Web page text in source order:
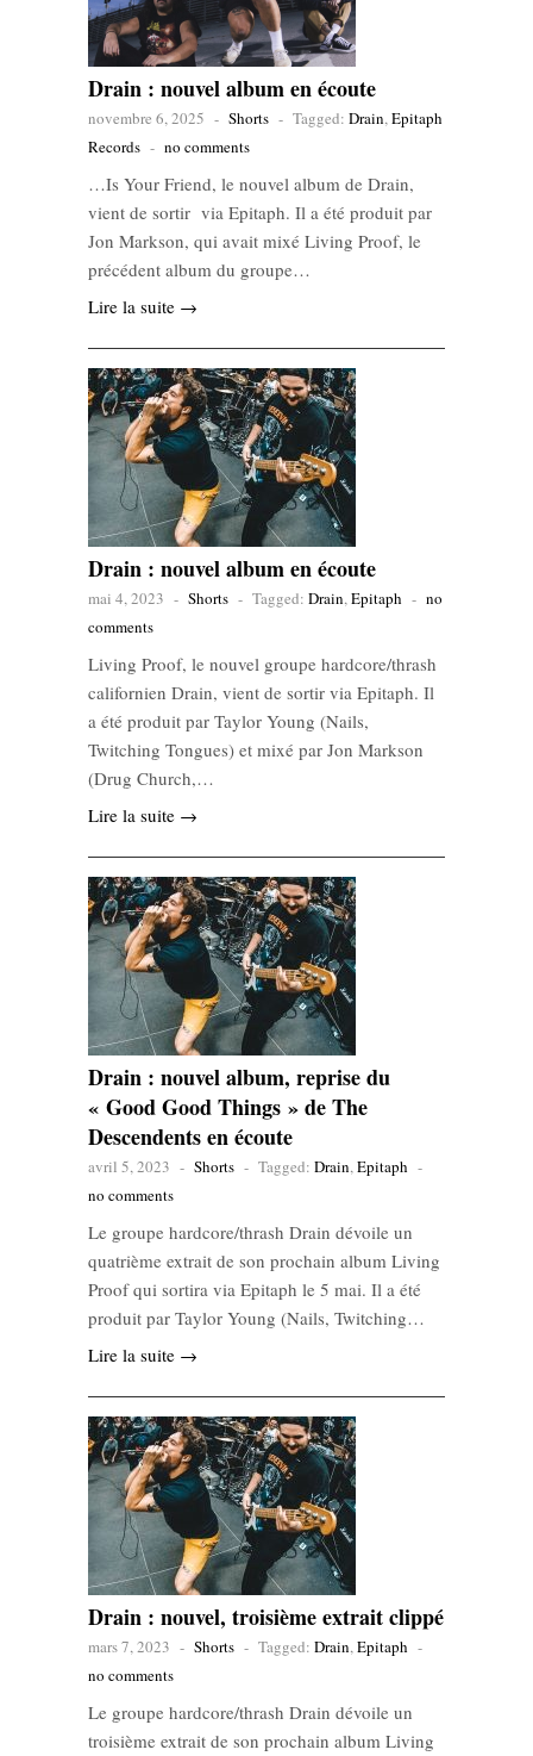
Drain : nouvel album en écoute
novembre 6, 2025 - Shorts - Tagged: Drain,Epitaph
Records - no comments
…Is Your Friend, le nouvel album de Drain,
vient de sortir via Epitaph. Il a été produit par
Jon Markson, qui avait mixé Living Proof, le
précédent album du groupe…
Lire la suite →
Drain : nouvel album en écoute
mai 4, 2023 - Shorts - Tagged: Drain,Epitaph - no
comments
Living Proof, le nouvel groupe hardcore/thrash
californien Drain, vient de sortir via Epitaph. Il
a été produit par Taylor Young (Nails,
Twitching Tongues) et mixé par Jon Markson
(Drug Church,…
Lire la suite →
Drain : nouvel album, reprise du
« Good Good Things » de The
Descendents en écoute
avril 5, 2023 - Shorts - Tagged: Drain,Epitaph -
no comments
Le groupe hardcore/thrash Drain dévoile un
quatrième extrait de son prochain album Living
Proof qui sortira via Epitaph le 5 mai. Il a été
produit par Taylor Young (Nails, Twitching…
Lire la suite →
Drain : nouvel, troisième extrait clippé
mars 7, 2023 - Shorts - Tagged: Drain,Epitaph -
no comments
Le groupe hardcore/thrash Drain dévoile un
troisième extrait de son prochain album Living